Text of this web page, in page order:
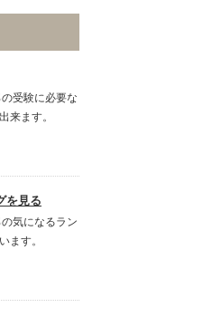
受験に必要な
来ます。
を見る
気になるラン
ます。